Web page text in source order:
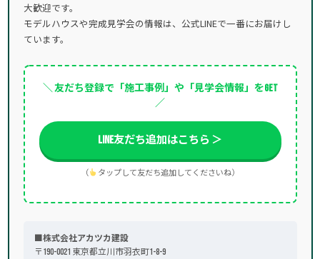
大歓迎です。
モデルハウスや完成見学会の情報は、公式LINEで一番にお届けし
ています。
＼ 友だち登録で「施工事例」や「見学会情報」をGET
／
LINE友だち追加はこちら ＞
（ タップして友だち追加してくださいね）
■株式会社アカツカ建設
〒190-0021 東京都立川市羽衣町1-8-9